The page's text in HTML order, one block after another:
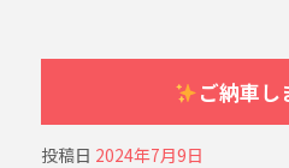
ご納車し
投稿日 2024年7月9日